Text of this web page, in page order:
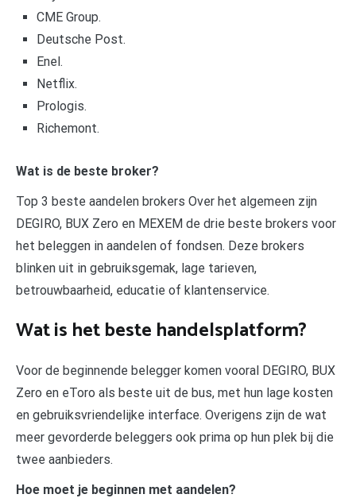
CME Group.
Deutsche Post.
Enel.
Netflix.
Prologis.
Richemont.
Wat is de beste broker?
Top 3 beste aandelen brokers Over het algemeen zijn
DEGIRO, BUX Zero en MEXEM de drie beste brokers voor
het beleggen in aandelen of fondsen. Deze brokers
blinken uit in gebruiksgemak, lage tarieven,
betrouwbaarheid, educatie of klantenservice.
Wat is het beste handelsplatform?
Voor de beginnende belegger komen vooral DEGIRO, BUX
Zero en eToro als beste uit de bus, met hun lage kosten
en gebruiksvriendelijke interface. Overigens zijn de wat
meer gevorderde beleggers ook prima op hun plek bij die
twee aanbieders.
Hoe moet je beginnen met aandelen?